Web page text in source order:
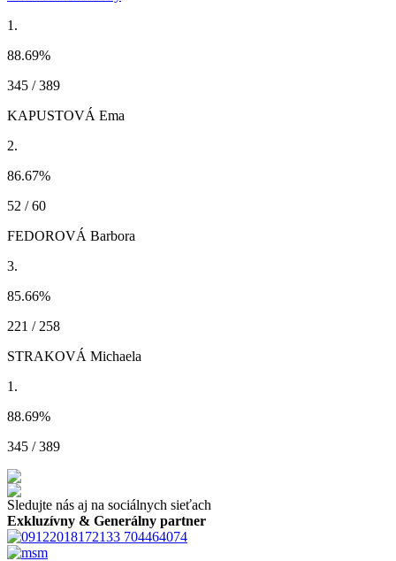
1.
88.69%
345 / 389
KAPUSTOVÁ Ema
2.
86.67%
52 / 60
FEDOROVÁ Barbora
3.
85.66%
221 / 258
STRAKOVÁ Michaela
1.
88.69%
345 / 389
Sledujte nás aj na sociálnych sieťach
Exkluzívny & Generálny partner